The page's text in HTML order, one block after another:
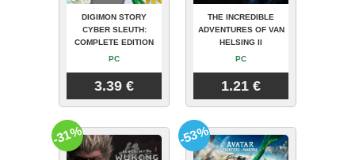
DIGIMON STORY
CYBER SLEUTH:
COMPLETE EDITION
PC
3.39 €
THE INCREDIBLE
ADVENTURES OF VAN
HELSING II
PC
1.21 €
-31% -53%